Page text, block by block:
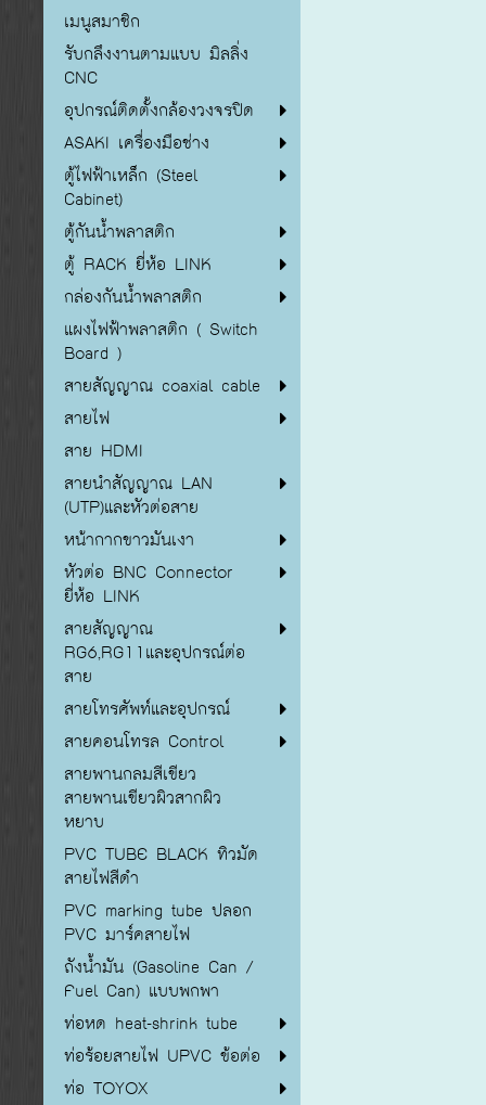
เมนูสมาชิก
รับกลึงงานตามแบบ มิลลิ่ง
CNC
อุปกรณ์ติดตั้งกล้องวงจรปิด
ASAKI เครื่องมือช่าง
ตู้ไฟฟ้าเหล็ก (Steel
Cabinet)
ตู้กันน้ำพลาสติก
ตู้ RACK ยี่ห้อ LINK
กล่องกันน้ำพลาสติก
แผงไฟฟ้าพลาสติก ( Switch
Board )
สายสัญญาณ coaxial cable
สายไฟ
สาย HDMI
สายนำสัญญาณ LAN
(UTP)และหัวต่อสาย
หน้ากากขาวมันเงา
หัวต่อ BNC Connector
ยี่ห้อ LINK
สายสัญญาณ
RG6,RG11และอุปกรณ์ต่อ
สาย
สายโทรศัพท์และอุปกรณ์
สายคอนโทรล Control
สายพานกลมสีเขียว
สายพานเขียวผิวสากผิว
หยาบ
PVC TUBE BLACK ทิวมัด
สายไฟสีดำ
PVC marking tube ปลอก
PVC มาร์คสายไฟ
ถังน้ำมัน (Gasoline Can /
Fuel Can) แบบพกพา
ท่อหด heat-shrink tube
ท่อร้อยสายไฟ UPVC ข้อต่อ
ท่อ TOYOX